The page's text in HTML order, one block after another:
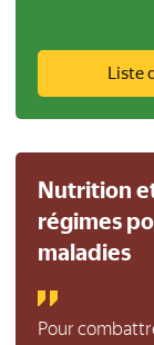
Liste
Nutrition
régimes
maladies
Pour